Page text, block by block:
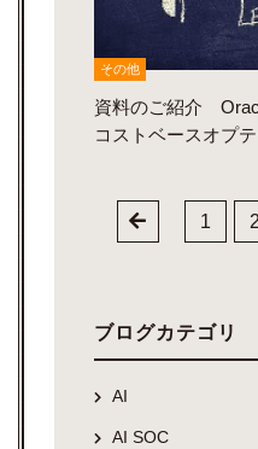
その他
資料のご紹介
コストベースオプ
1 2
ブログカテゴリ
AI
AI SOC